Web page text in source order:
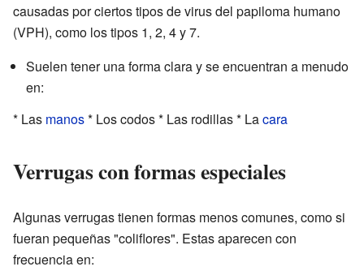
causadas por ciertos tipos de virus del papiloma humano
(VPH), como los tipos 1, 2, 4 y 7.
Suelen tener una forma clara y se encuentran a menudo
en:
* Las manos* Los codos * Las rodillas * Lacara
Verrugas con formas especiales
Algunas verrugas tienen formas menos comunes, como si
fueran pequeñas "coliflores". Estas aparecen con
frecuencia en: